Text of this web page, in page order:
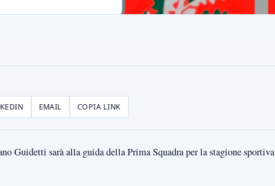
EMAIL COPIA LINK
Guidetti sarà alla guida della Prima Squadra per la stagione sportiva